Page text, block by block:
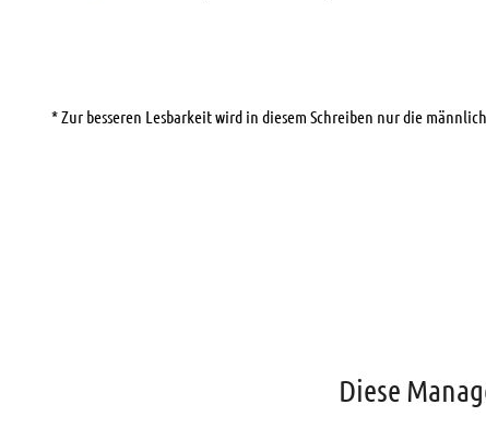
* Zur besseren Lesbarkeit wird in diesem Schreiben nur die
Diese